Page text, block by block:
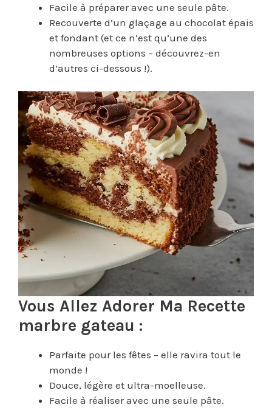
Facile à préparer avec une seule pâte.
Recouverte d’un glaçage au chocolat épais
et fondant (et ce n’est qu’une des
nombreuses options – découvrez-en
d’autres ci-dessous !).
Vous Allez Adorer Ma Recette
marbre gateau :
Parfaite pour les fêtes – elle ravira tout le
monde !
Douce, légère et ultra-moelleuse.
Facile à réaliser avec une seule pâte.